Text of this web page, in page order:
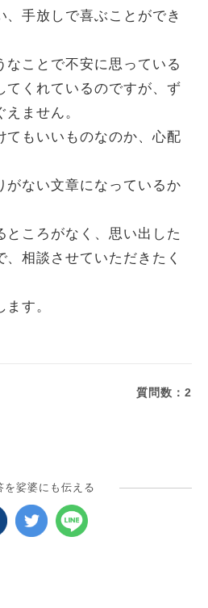
、手放しで喜ぶことができ
ことで不安に思っている
てくれているのですが、ず
ません。
てもいいものなのか、心配
がない文章になっているか
ところがなく、思い出した
相談させていただきたく
す。
質問数：2
を娑婆にも伝える